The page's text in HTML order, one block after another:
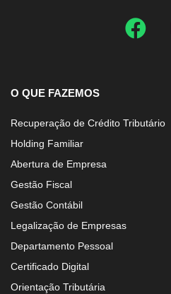
O QUE FAZEMOS
Recuperação de Crédito Tributário
Holding Familiar
Abertura de Empresa
Gestão Fiscal
Gestão Contábil
Legalização de Empresas
Departamento Pessoal
Certificado Digital
Orientação Tributária